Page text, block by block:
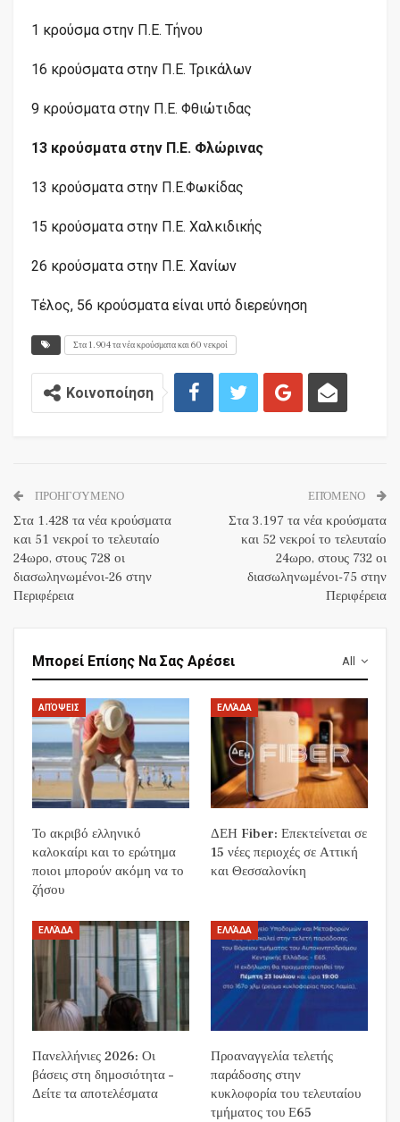
1 κρούσμα στην Π.Ε. Τήνου
16 κρούσματα στην Π.Ε. Τρικάλων
9 κρούσματα στην Π.Ε. Φθιώτιδας
13 κρούσματα στην Π.Ε. Φλώρινας
13 κρούσματα στην Π.Ε.Φωκίδας
15 κρούσματα στην Π.Ε. Χαλκιδικής
26 κρούσματα στην Π.Ε. Χανίων
Tέλος, 56 κρούσματα είναι υπό διερεύνηση
Στα 1.904 τα νέα κρούσματα και 60 νεκροί
Κοινοποίηση
ΠΡΟΗΓΟΎΜΕΝΟ
Στα 1.428 τα νέα κρούσματα
και 51 νεκροί το τελευταίο
24ωρο, στους 728 οι
διασωληνωμένοι-26 στην
Περιφέρεια
ΕΠΌΜΕΝΟ
Στα 3.197 τα νέα κρούσματα
και 52 νεκροί το τελευταίο
24ωρο, στους 732 οι
διασωληνωμένοι-75 στην
Περιφέρεια
All
Μπορεί Επίσης Να Σας Αρέσει
ΑΠΌΨΕΙΣ
Το ακριβό ελληνικό
καλοκαίρι και το ερώτημα
ποιοι μπορούν ακόμη να το
ζήσου
ΕΛΛΆΔΑ
ΔΕΗ Fiber: Επεκτείνεται σε
15 νέες περιοχές σε Αττική
και Θεσσαλονίκη
ΕΛΛΆΔΑ
Πανελλήνιες 2026: Οι
βάσεις στη δημοσιότητα –
Δείτε τα αποτελέσματα
ΕΛΛΆΔΑ
Προαναγγελία τελετής
παράδοσης στην
κυκλοφορία του τελευταίου
τμήματος του Ε65